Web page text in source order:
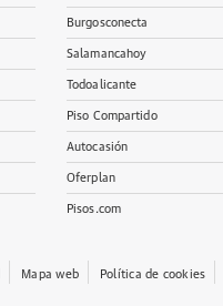
Burgosconecta
Salamancahoy
Todoalicante
Piso Compartido
Autocasión
Oferplan
Pisos.com
Mapa web Política de cookies